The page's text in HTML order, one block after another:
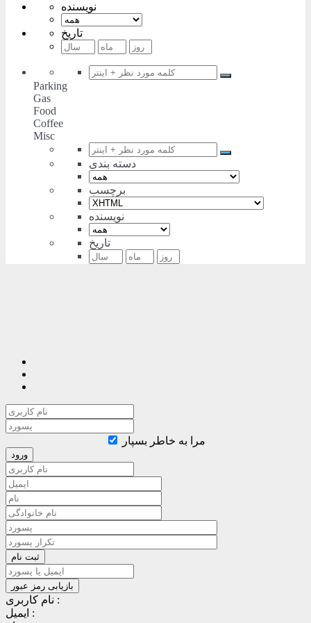
نویسنده
تاریخ
Parking
Gas
Food
Coffee
Misc
دسته بندی
برچسب
نویسنده
تاریخ
مرا به خاطر بسپار
نام کاربری :
ایمیل :